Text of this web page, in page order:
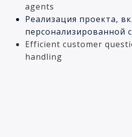
agents
Реализация проекта,
персонализированной
Efficient customer
handling